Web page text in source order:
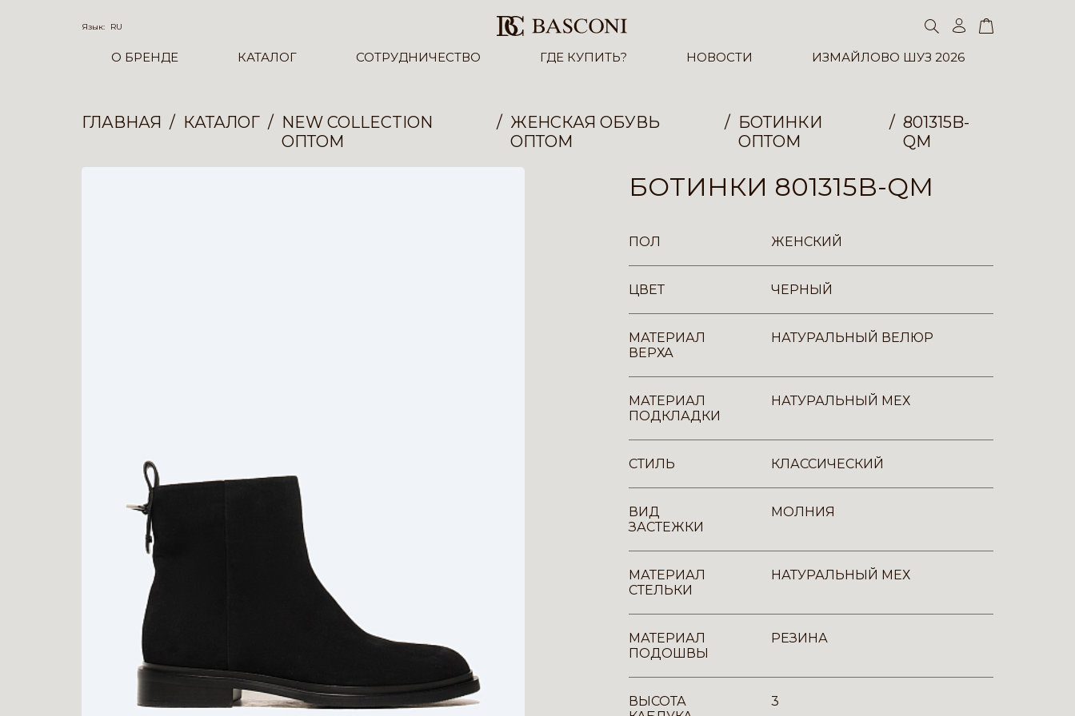
Язык: RU
О БРЕНДЕ КАТАЛОГ СОТРУДНИЧЕСТВО ГДЕ КУПИТЬ? НОВОСТИ ИЗМАЙЛОВО ШУЗ 2026
ГЛАВНАЯ КАТАЛОГ
NEW COLLECTION
ОПТОМ
ЖЕНСКАЯ ОБУВЬ
ОПТОМ
БОТИНКИ
ОПТОМ
801315B-
QM
БОТИНКИ 801315B-QM
ПОЛ ЖЕНСКИЙ
ЦВЕТ ЧЕРНЫЙ
МАТЕРИАЛ
ВЕРХА
НАТУРАЛЬНЫЙ ВЕЛЮР
МАТЕРИАЛ
ПОДКЛАДКИ
НАТУРАЛЬНЫЙ МЕХ
СТИЛЬ КЛАССИЧЕСКИЙ
ВИД
ЗАСТЕЖКИ
МОЛНИЯ
МАТЕРИАЛ
СТЕЛЬКИ
НАТУРАЛЬНЫЙ МЕХ
МАТЕРИАЛ
ПОДОШВЫ
РЕЗИНА
ВЫСОТА
3